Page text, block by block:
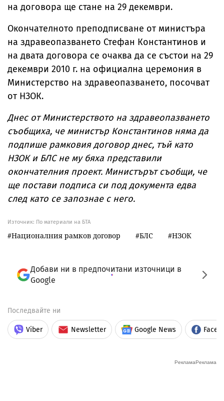
на договора ще стане на 29 декември.
Окончателното преподписване от министъра
на здравеопазването Стефан Константинов и
на двата договора се очаква да се състои на 29
декември 2010 г. на официална церемония в
Министерство на здравеопазването, посочват
от НЗОК.
Днес от Министерството на здравеопазването
съобщиха, че министър Константинов няма да
подпише рамковия договор днес, тъй като
НЗОК и БЛС не му бяха представили
окончателния проект. Министърът съобщи, че
ще постави подписа си под документа едва
след като се запознае с него.
Източник: По материали на БТА
Националния рамков договор БЛС НЗОК
Добави ни в предпочитани източници в
Google
Последвайте ни
Viber Newsletter Google News